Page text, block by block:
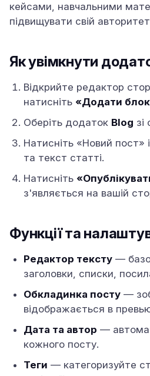
кейсами, навчальними
підвищувати свій
Як увімкнути
Відкрийте редактор
натисніть «Додати
Оберіть додаток Blog зі
Натисніть «Новий пост»
та текст статті.
Натисніть
з'являється на вашій
Функції та
Редактор тексту —
заголовки, списки,
Обкладинка посту —
відображається в
Дата та автор —
кожного посту.
Теги — категоризуйте